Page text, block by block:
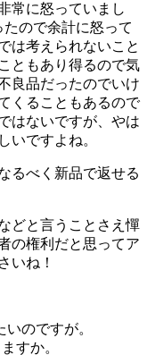
常に怒っていまし
ので余計に怒って
は考えられないこと
ともあり得るので気
良品だったのでいけ
くることもあるので
はないですが、やは
いですよね。
るべく新品で返せる
どと言うことさえ憚
の権利だと思ってア
いね！
いのですが。
すか。